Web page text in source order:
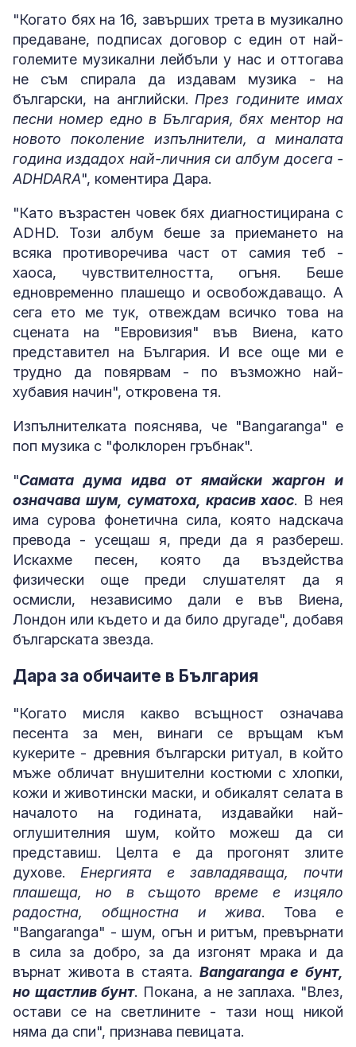
"Когато бях на 16, завърших трета в музикално
предаване, подписах договор с един от най-
големите музикални лейбъли у нас и оттогава
не съм спирала да издавам музика - на
български, на английски.През годините имах
песни номер едно в България, бях ментор на
новото поколение изпълнители, а миналата
година издадох най-личния си албум досега -
ADHDARA", коментира Дара.
"Като възрастен човек бях диагностицирана с
ADHD. Този албум беше за приемането на
всяка противоречива част от самия теб -
хаоса, чувствителността, огъня. Беше
едновременно плашещо и освобождаващо. А
сега ето ме тук, отвеждам всичко това на
сцената на "Евровизия" във Виена, като
представител на България. И все още ми е
трудно да повярвам - по възможно най-
хубавия начин", откровена тя.
Изпълнителката пояснява, че "Bangaranga" е
поп музика с "фолклорен гръбнак".
"Самата дума идва от ямайски жаргон и
означава шум, суматоха, красив хаос. В нея
има сурова фонетична сила, която надскача
превода - усещаш я, преди да я разбереш.
Искахме песен, която да въздейства
физически още преди слушателят да я
осмисли, независимо дали е във Виена,
Лондон или където и да било другаде", добавя
българската звезда.
Дара за обичаите в България
"Когато мисля какво всъщност означава
песента за мен, винаги се връщам към
кукерите - древния български ритуал, в който
мъже обличат внушителни костюми с хлопки,
кожи и животински маски, и обикалят селата в
началото на годината, издавайки най-
оглушителния шум, който можеш да си
представиш. Целта е да прогонят злите
духове. Енергията е завладяваща, почти
плашеща, но в същото време е изцяло
радостна, общностна и жива. Това е
"Bangaranga" - шум, огън и ритъм, превърнати
в сила за добро, за да изгонят мрака и да
върнат живота в стаята. Bangaranga е бунт,
но щастлив бунт. Покана, а не заплаха. "Влез,
остави се на светлините - тази нощ никой
няма да спи", признава певицата.